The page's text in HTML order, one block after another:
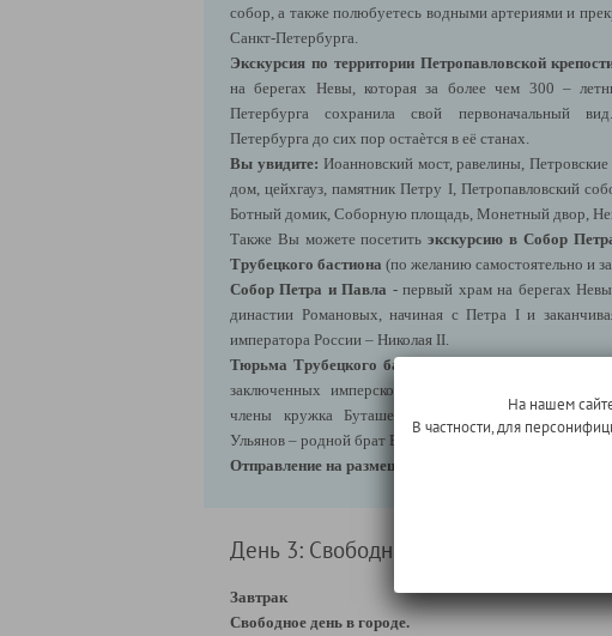
собор, а также полюбуетесь водными артериями и
Санкт-Петербурга.
Экскурсия по территории Петропавловской
на берегах Невы, которая за более чем 300 –
Петербурга сохранила свой первоначальный
Петербурга до сих пор остаѐтся в её станах.
Вы увидите: Иоанновский мост, равелины,
дом, цейхгауз, памятник Петру I, Петропавловский
Ботный домик, Соборную площадь, Монетный двор,
Также Вы можете посетитьэкскурсию в Собор
Трубецкого бастиона (по желанию самостоятельно и
Собор Петра и Павла - первый храм на берегах
династии Романовых, начиная с Петра Iи
императора России – Николая II
Тюрьма Трубецкого бастиона
заключенных имперской России. В стенах этой
члены кружка Буташевича-Петрашевского, Максим
Ульянов – родной брат Владимира Ильича Ленина.
Отправление на размещение в отель.
День 3: Свободный
Завтрак
Свободное день в городе.
На нашем
В частности, для